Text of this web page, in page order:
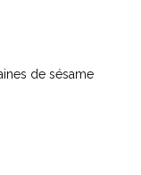
de sésame